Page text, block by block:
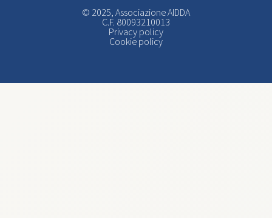
© 2025, Associazione AIDDA
C.F. 80093210013
Privacy policy
Cookie policy